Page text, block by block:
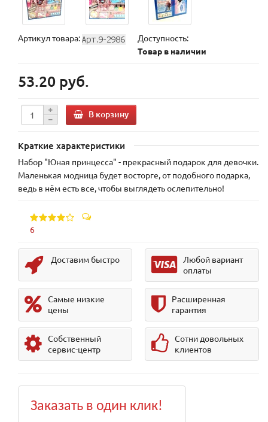
Артикул товара:
Доступность:
Товар в наличии
53.20 руб.
В корзину
Краткие характеристики
Набор "Юная принцесса" - прекрасный подарок для девочки.
Маленькая модница будет восторге, от подобного подарка,
ведь в нём есть все, чтобы выглядеть ослепительно!
6
Доставим быстро
Любой вариант
оплаты
Самые низкие
цены
Расширенная
гарантия
Собственный
сервис-центр
Сотни довольных
клиентов
Заказать в один клик!